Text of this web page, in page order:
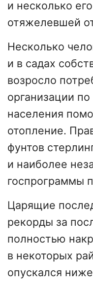
и несколько
отяжелевшей
Несколько
и в садах
возросло
организации
населения
отопление.
фунтов
и наиболее
госпрограммы
Царящие
рекорды за
полностью
в некоторых
опускался